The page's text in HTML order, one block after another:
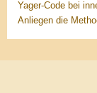
Yager-Code bei
Anliegen die